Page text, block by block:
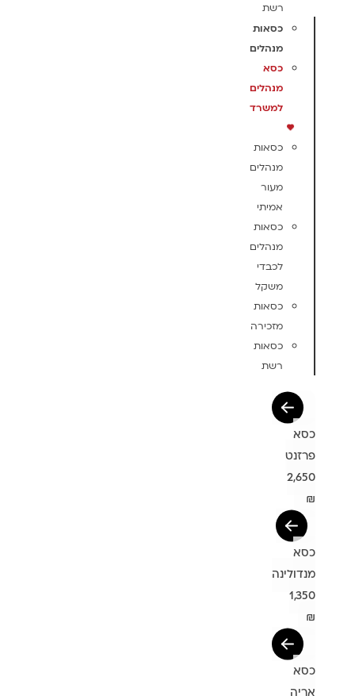
רשת
כסאות
מנהלים
כסא
מנהלים
למשרד
כסאות
מנהלים
מעור
אמיתי
כסאות
מנהלים
לכבדי
משקל
כסאות
מזכירה
כסאות
רשת
כסא
פרזנט
2,650
₪
כסא
מנדולינה
1,350
₪
כסא
אריה